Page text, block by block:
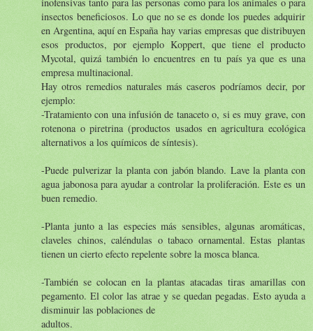
insectos beneficiosos. Lo que no se es donde los puedes adquirir
en Argentina, aquí en España hay varias empresas que distribuyen
esos productos, por ejemplo Koppert, que tiene el producto
Mycotal, quizá también lo encuentres en tu país ya que es una
empresa multinacional.
Hay otros remedios naturales más caseros podríamos decir, por
ejemplo:
-Tratamiento con una infusión de tanaceto o, si es muy grave, con
rotenona o piretrina (productos usados en agricultura ecológica
alternativos a los químicos de síntesis).
-Puede pulverizar la planta con jabón blando. Lave la planta con
agua jabonosa para ayudar a controlar la proliferación. Este es un
buen remedio.
-Planta junto a las especies más sensibles, algunas aromáticas,
claveles chinos, caléndulas o tabaco ornamental. Estas plantas
tienen un cierto efecto repelente sobre la mosca blanca.
-También se colocan en la plantas atacadas tiras amarillas con
pegamento. El color las atrae y se quedan pegadas. Esto ayuda a
disminuir las poblaciones de
adultos.